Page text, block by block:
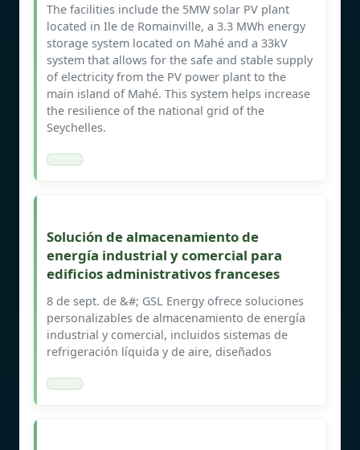
The facilities include the 5MW solar PV plant
located in Ile de Romainville, a 3.3 MWh energy
storage system located on Mahé and a 33kV
system that allows for the safe and stable supply
of electricity from the PV power plant to the
main island of Mahé. This system helps increase
the resilience of the national grid of the
Seychelles.
Solución de almacenamiento de
energía industrial y comercial para
edificios administrativos franceses
8 de sept. de &#; GSL Energy ofrece soluciones
personalizables de almacenamiento de energía
industrial y comercial, incluidos sistemas de
refrigeración líquida y de aire, diseñados